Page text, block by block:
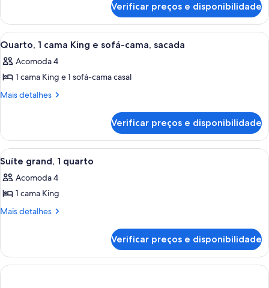
King,
acessível,
sacada
(Mobility
&
Hearing,
Shower)
1
cama
King,
sacada
(Mobility
Hearing,
Verificar preços e disponibilidade
Carrega
todas
as
fotos
de
cama
King
e
sofá-
cama,
Quarto de hotel com uma cama
5
Quarto, 1 cama King e sofá-cama, sacada
Acomoda 4
1 cama King e 1 sofá-cama casal
Mais detalhes
Mais
1
cama
King
sofá-
cama,
Verificar preços e disponibilidade
Carrega
todas
as
fotos
de
1
quarto
Quarto de hotel com cama,
5
Suíte grand, 1 quarto
Acomoda 4
1 cama King
Mais detalhes
Mais
grand,
quarto
Verificar preços e disponibilidade